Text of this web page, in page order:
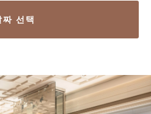
날짜 선택